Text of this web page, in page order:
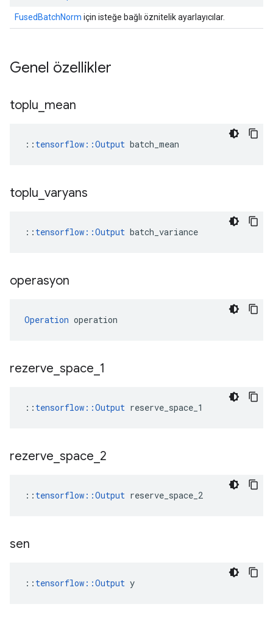
FusedBatchNorm için isteğe bağlı öznitelik ayarlayıcılar.
Genel özellikler
toplu mean
:: tensorflow::Output batch_mean
toplu varyans
:: tensorflow ::Output batch_variance
operasyon
Operation operation
rezerve space 1
:: tensorflow::Output reserve_space_1
rezerve space 2
:: tensorflow::Output reserve_space_2
sen
:: tensorflow::Output y